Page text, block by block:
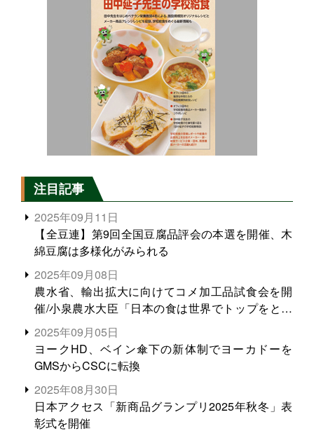
注目記事
2025年09月11日
【全豆連】第9回全国豆腐品評会の本選を開催、木
綿豆腐は多様化がみられる
2025年09月08日
農水省、輸出拡大に向けてコメ加工品試食会を開
催/小泉農水大臣「日本の食は世界でトップをとれ
る。米増産に向けて、米輸出需要の拡大を」
2025年09月05日
ヨークHD、ベイン傘下の新体制でヨーカドーを
GMSからCSCに転換
2025年08月30日
日本アクセス「新商品グランプリ2025年秋冬」表
彰式を開催